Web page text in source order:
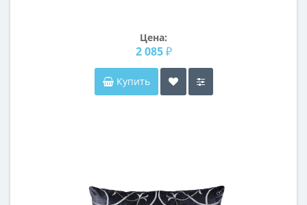
Цена:
2 085 ₽
Купить